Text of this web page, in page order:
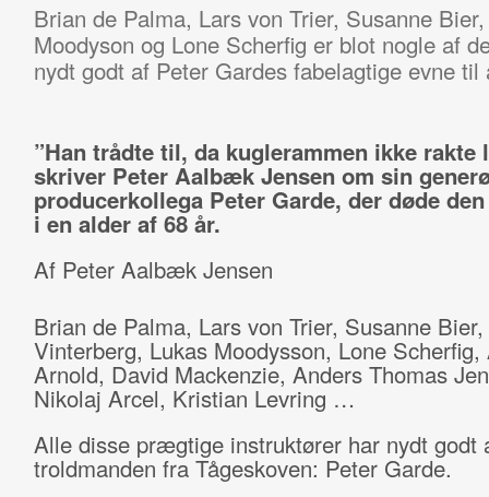
Brian de Palma, Lars von Trier, Susanne
Moodyson og Lone Scherfig er blot nogle af
nydt godt af Peter Gardes fabelagtige evne
”Han trådte til, da kuglerammen ikke rakte
skriver Peter Aalbæk Jensen om sin
producerkollega Peter Garde, der døde
i en alder af 68 år.
Af Peter Aalbæk Jensen
Brian de Palma, Lars von Trier, Susanne
Vinterberg, Lukas Moodysson, Lone Scherfig,
Arnold, David Mackenzie, Anders Thomas
Nikolaj Arcel, Kristian Levring …
Alle disse prægtige instruktører har nydt godt
troldmanden fra Tågeskoven: Peter Garde.